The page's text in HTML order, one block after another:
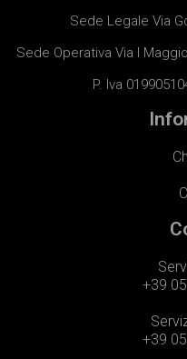
Sede Legale Via
Sede Operativa Via I
P. Iva
+39
+39